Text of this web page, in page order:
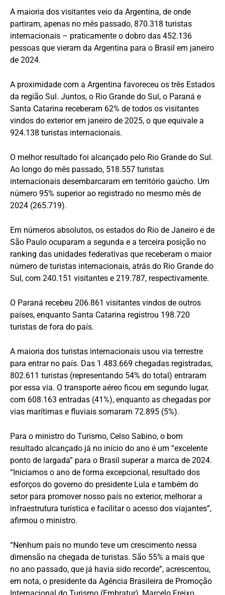
A maioria dos visitantes veio da Argentina, de onde
partiram, apenas no mês passado, 870.318 turistas
internacionais – praticamente o dobro das 452.136
pessoas que vieram da Argentina para o Brasil em janeiro
de 2024.
A proximidade com a Argentina favoreceu os três Estados
da região Sul. Juntos, o Rio Grande do Sul, o Paraná e
Santa Catarina receberam 62% de todos os visitantes
vindos do exterior em janeiro de 2025, o que equivale a
924.138 turistas internacionais.
O melhor resultado foi alcançado pelo Rio Grande do Sul.
Ao longo do mês passado, 518.557 turistas
internacionais desembarcaram em território gaúcho. Um
número 95% superior ao registrado no mesmo mês de
2024 (265.719).
Em números absolutos, os estados do Rio de Janeiro e de
São Paulo ocuparam a segunda e a terceira posição no
ranking das unidades federativas que receberam o maior
número de turistas internacionais, atrás do Rio Grande do
Sul, com 240.151 visitantes e 219.787, respectivamente.
O Paraná recebeu 206.861 visitantes vindos de outros
países, enquanto Santa Catarina registrou 198.720
turistas de fora do país.
A maioria dos turistas internacionais usou via terrestre
para entrar no país. Das 1.483.669 chegadas registradas,
802.611 turistas (representando 54% do total) entraram
por essa via. O transporte aéreo ficou em segundo lugar,
com 608.163 entradas (41%), enquanto as chegadas por
vias marítimas e fluviais somaram 72.895 (5%).
Para o ministro do Turismo, Celso Sabino, o bom
resultado alcançado já no início do ano é um “excelente
ponto de largada” para o Brasil superar a marca de 2024.
“Iniciamos o ano de forma excepcional, resultado dos
esforços do governo do presidente Lula e também do
setor para promover nosso país no exterior, melhorar a
infraestrutura turística e facilitar o acesso dos viajantes”,
afirmou o ministro.
“Nenhum país no mundo teve um crescimento nessa
dimensão na chegada de turistas. São 55% a mais que
no ano passado, que já havia sido recorde”, acrescentou,
em nota, o presidente da Agência Brasileira de Promoção